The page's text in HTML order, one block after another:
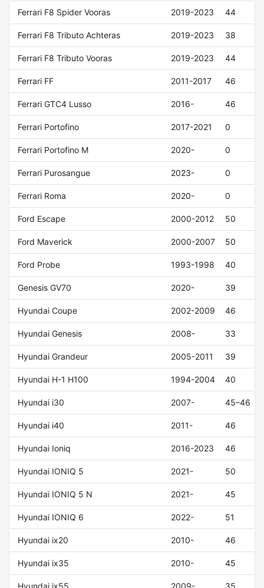
Ferrari F8 Spider Vooras 2019-2023 44
Ferrari F8 Tributo Achteras 2019-2023 38
Ferrari F8 Tributo Vooras 2019-2023 44
Ferrari FF 2011-2017 46
Ferrari GTC4 Lusso 2016- 46
Ferrari Portofino 2017-2021 0
Ferrari Portofino M 2020- 0
Ferrari Purosangue 2023- 0
Ferrari Roma 2020- 0
Ford Escape 2000-2012 50
Ford Maverick 2000-2007 50
Ford Probe 1993-1998 40
Genesis GV70 2020- 39
Hyundai Coupe 2002-2009 46
Hyundai Genesis 2008- 33
Hyundai Grandeur 2005-2011 39
Hyundai H-1 H100 1994-2004 40
Hyundai i30 2007- 45–46
Hyundai i40 2011- 46
Hyundai Ioniq 2016-2023 46
Hyundai IONIQ 5 2021- 50
Hyundai IONIQ 5 N 2021- 45
Hyundai IONIQ 6 2022- 51
Hyundai ix20 2010- 46
Hyundai ix35 2010- 45